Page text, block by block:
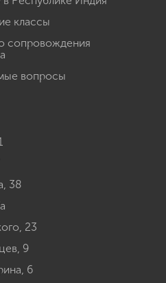
классы
сопровождения
вопросы
38
23
9
6